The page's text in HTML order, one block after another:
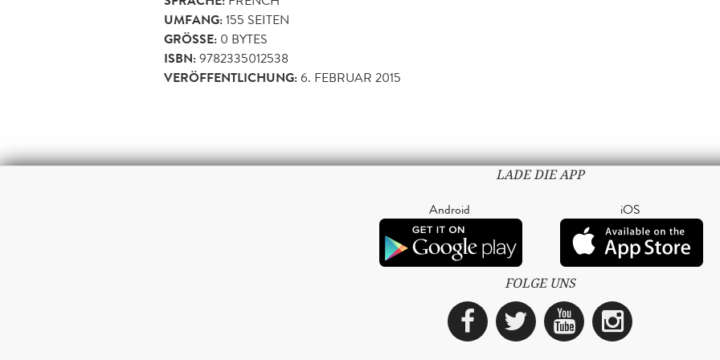
UMFANG:155 SEITEN
GRÖSSE: 0 BYTES
ISBN:9782335012538
VERÖFFENTLICHUNG:6. FEBRUAR 2015
LADE DIE APP
Android iOS
FOLGE UNS
Facebook
TwitterYouTube